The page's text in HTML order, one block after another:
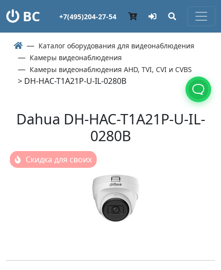
ВС +7(495)204-27-54
Каталог оборудования для видеонаблюдения
Камеры видеонаблюдения
Камеры видеонаблюдения AHD, TVI, CVI и CVBS
> DH-HAC-T1A21P-U-IL-0280B
Dahua DH-HAC-T1A21P-U-IL-
0280B
Скидка для своих